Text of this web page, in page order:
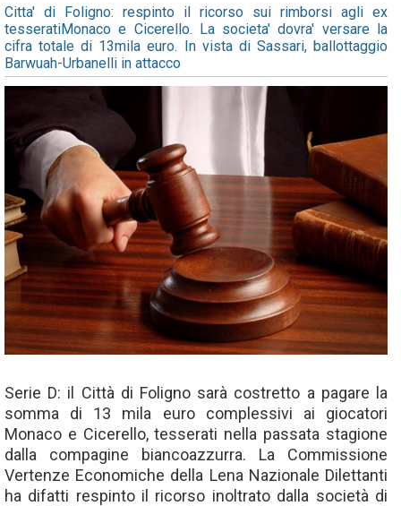
Citta' di Foligno: respinto il ricorso sui rimborsi agli ex
tesseratiMonaco e Cicerello. La societa' dovra' versare la
cifra totale di 13mila euro. In vista di Sassari, ballottaggio
Barwuah-Urbanelli in attacco
Serie D: il Città di Foligno sarà costretto a pagare la
somma di 13 mila euro complessivi ai giocatori
Monaco e Cicerello, tesserati nella passata stagione
dalla compagine biancoazzurra. La Commissione
Vertenze Economiche della Lena Nazionale Dilettanti
ha difatti respinto il ricorso inoltrato dalla società di